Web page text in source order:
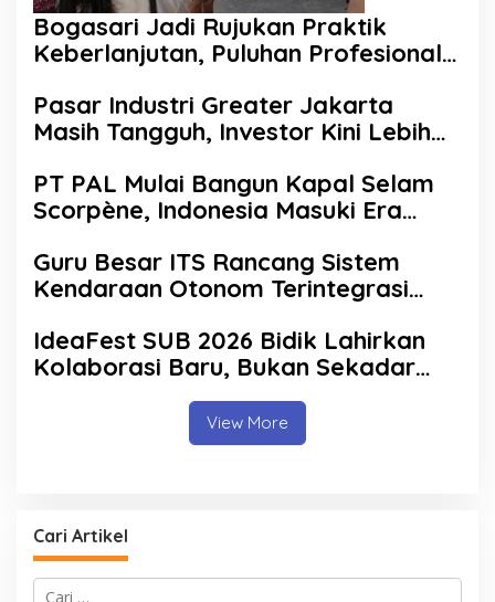
Bogasari Jadi Rujukan Praktik
Keberlanjutan, Puluhan Profesional
Pabrik
Pasar Industri Greater Jakarta
Masih Tangguh, Investor Kini Lebih
PT PAL Mulai Bangun Kapal Selam
Scorpène, Indonesia Masuki Era
Guru Besar ITS Rancang Sistem
Kendaraan Otonom Terintegrasi
Indonesia
IdeaFest SUB 2026 Bidik Lahirkan
Kolaborasi Baru, Bukan Sekadar
Festival Kreatif
View More
Cari Artikel
C